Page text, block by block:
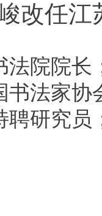
改任江
法院院
书法家
聘研究